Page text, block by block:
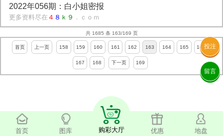
首页 图库 购彩大厅 优惠 地盘
投注
留言
2022年056期：白小姐密报
更多资料尽在 ４ ８ ｋ９ ．ｃｏｍ
共 1685 条 163/169 页
首页 上一页 158 159 160 161 162 163 164 165 166
167 168 下一页 169